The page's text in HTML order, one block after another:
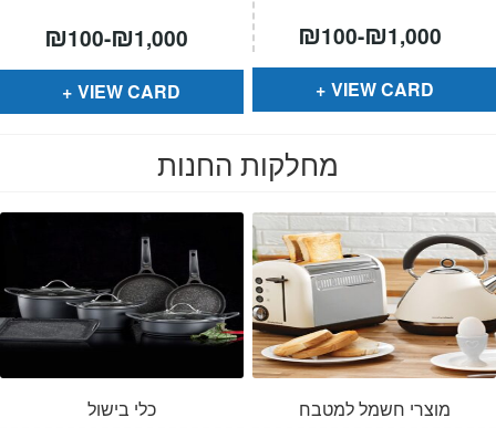
₪100-₪1,000
VIEW CARD
₪100-₪1,000
VIEW CARD
מחלקות החנות
כלי בישול מוצרי חשמל למטבח